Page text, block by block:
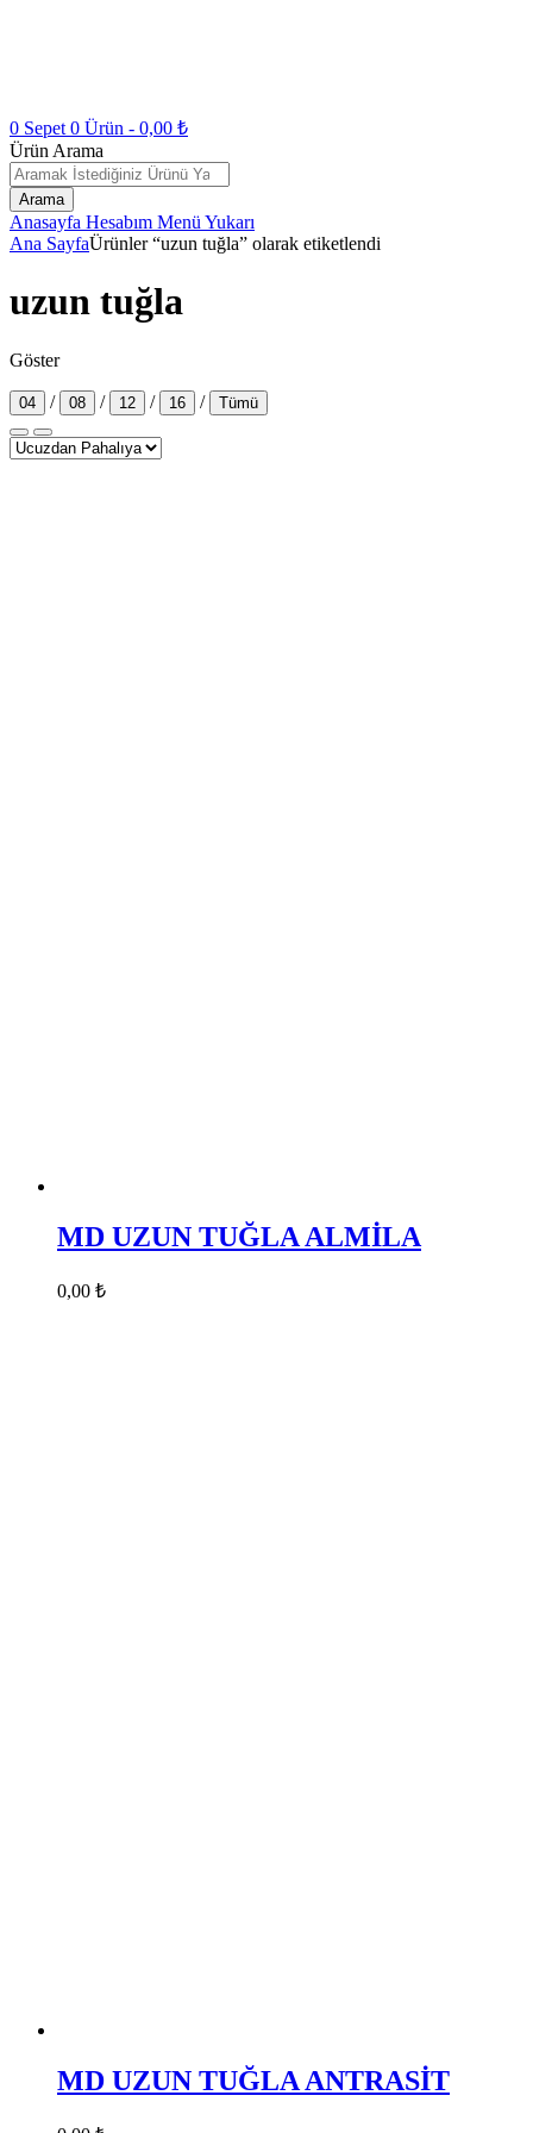
0 Sepet 0 Ürün - 0,00 ₺
Ürün Arama
Arama
Anasayfa Hesabım Menü Yukarı
Ana SayfaÜrünler “uzun tuğla” olarak etiketlendi
uzun tuğla
Göster
04 / 08 / 12 / 16 / Tümü
MD UZUN TUĞLA ALMİLA
0,00 ₺
MD UZUN TUĞLA ANTRASİT